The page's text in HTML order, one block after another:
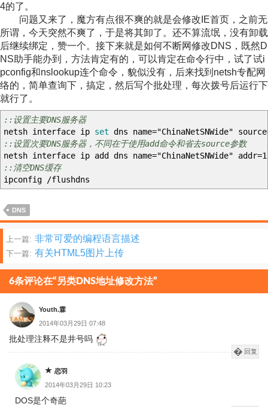
4的了。
问题又来了，魔方有点很不爽的就是会修改IE首页，之前无
所谓，今天突然不爽了，于是将其卸了。还不算流氓，没有卸载
后继续绑定，赞一个。接下来就是如何不断网修改DNS，既然D
NS助手能办到，方法肯定有的，可以肯定在命令行中，试了试i
pconfig和nslookup连个命令，貌似没有，后来找到netsh专配网
络的，简单查询下，搞定，然后写个批处理，每次拨号后运行下
就行了。
::设置主要DNS服务器
netsh interface ip set dns name="ChinaNetSNWide"
::设置次要DNS服务器，不同在于使用add命令和省去source参数
netsh interface ip add dns name="ChinaNetSNWide"
::清空DNS缓存
ipconfig /flushdns
DNS
文
章
分
页
上一篇: 非常可爱的编程语言描述
下一篇: 有关HTML5图片上传
6条评论在“另类DNS地址修改方法”
Youth.霖
2014年03月29日 07:48
批处理注释不是井号吗
回复
恋羽
2014年03月29日 10:23
DOS是个奇葩